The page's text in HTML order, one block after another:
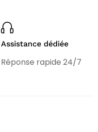
Assistance dédiée
Réponse rapide 24/7